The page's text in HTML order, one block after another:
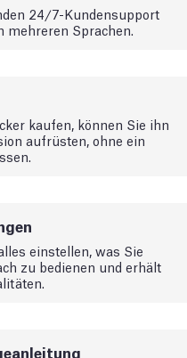
24/7-Kundensupport
Sprachen.
kaufen, können Sie ihn
aufrüsten, ohne ein
einstellen, was Sie
zu bedienen und erhält